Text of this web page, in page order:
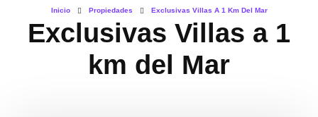
Inicio Propiedades Exclusivas Villas A 1 Km Del Mar
Exclusivas Villas a 1
km del Mar